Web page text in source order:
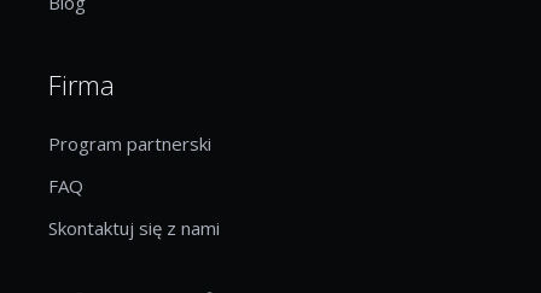
Firma
Program partnerski
FAQ
Skontaktuj się z nami